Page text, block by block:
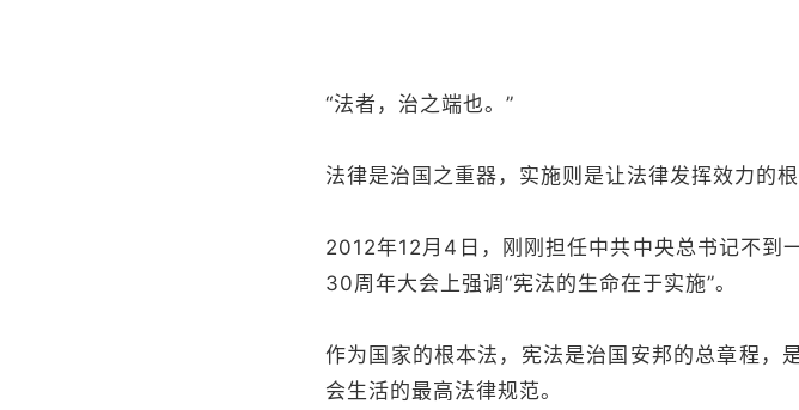
“法者，治之端也。”
法律是治国之重器，实施则是让法律发挥效力的根
2012年12月4日，刚刚担任中共中央总书记不到
30周年大会上强调“宪法的生命在于实施”。
作为国家的根本法，宪法是治国安邦的总章程，
会生活的最高法律规范。